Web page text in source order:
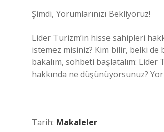
Şimdi, Yorumlarınızı Bekliyoruz!
Lider Turizm’in hisse sahipleri
istemez misiniz? Kim bilir, belki de
bakalım, sohbeti başlatalım: Lider
hakkında ne düşünüyorsunuz?
Tarih: Makaleler